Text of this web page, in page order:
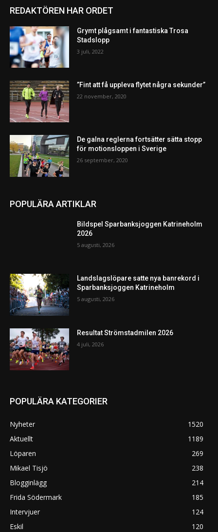
REDAKTÖREN HAR ORDET
Grymt plågsamt i fantastiska Trosa
Stadslopp
3 juli, 2022
”Fint att få uppleva flytet några sekunder”
22 november, 2020
De galna reglerna fortsätter sätta stopp
för motionsloppen i Sverige
26 september, 2020
POPULÄRA ARTIKLAR
Bildspel Sparbanksjoggen Katrineholm
2026
5 augusti, 2026
Landslagslöpare satte nya banrekord i
Sparbanksjoggen Katrineholm
5 augusti, 2026
Resultat Strömstadmilen 2026
4 juli, 2026
POPULÄRA KATEGORIER
Nyheter
1520
Aktuellt
1189
Löparen
269
Mikael Tisjö
238
Blogginlägg
214
Frida Södermark
185
Intervjuer
124
Eskil
120